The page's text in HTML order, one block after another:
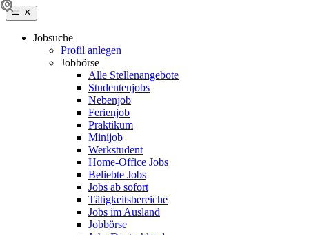
Jobsuche
Profil anlegen
Jobbörse
Alle Stellenangebote
Studentenjobs
Nebenjob
Ferienjob
Praktikum
Minijob
Werkstudent
Home-Office Jobs
Beliebte Jobs
Jobs ab sofort
Tätigkeitsbereiche
Jobs im Ausland
Jobbörse